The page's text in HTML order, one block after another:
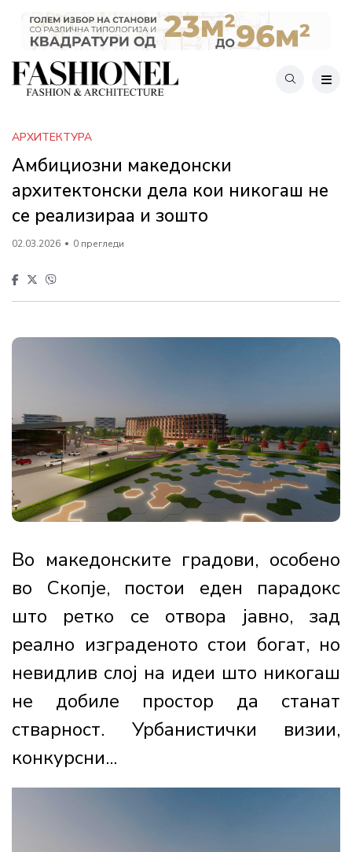
АРХИТЕКТУРА
Амбициозни македонски
архитектонски дела кои никогаш не
се реализираа и зошто
02.03.2026 0 прегледи
Во македонските градови, особено
во Скопје, постои еден парадокс
што ретко се отвора јавно, зад
реално изграденото стои богат, но
невидлив слој на идеи што никогаш
не добиле простор да станат
стварност. Урбанистички визии,
конкурсни...